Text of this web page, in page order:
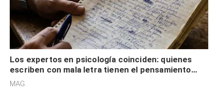
Los expertos en psicología coinciden: quienes
escriben con mala letra tienen el pensamiento
acelerado y no lo hacen por desinterés
MAG.